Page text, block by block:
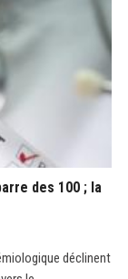
des 100 ; la
déclinent